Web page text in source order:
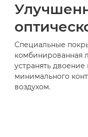
Специальные
комбинированная
устранять
минимального
воздухом.